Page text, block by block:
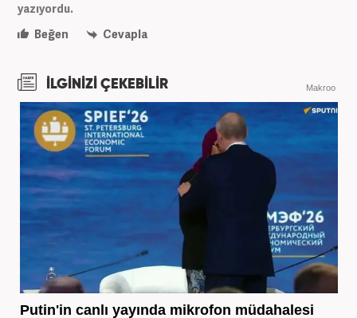
yazıyordu.
Beğen
Cevapla
İLGİNİZİ ÇEKEBİLİR Makroo
Putin'in canlı yayında mikrofon müdahalesi